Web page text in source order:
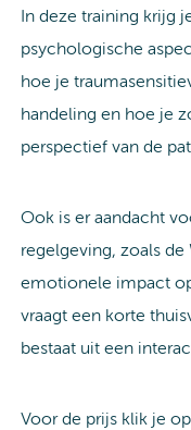
In deze training krijg
psychologische
hoe je
handeling en hoe je
perspectief van de
Ook is er aandacht
regelgeving, zoals de
emotionele impact
vraagt een korte
bestaat uit een
Voor de prijs klik je